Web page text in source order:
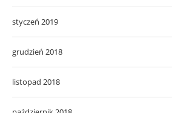
styczeń 2019
grudzień 2018
listopad 2018